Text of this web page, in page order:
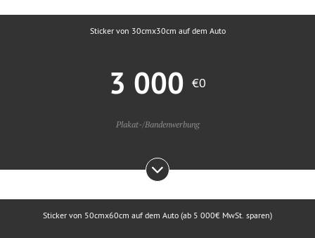
Sticker von 30cmx30cm auf dem Auto
3 000 €0
Plakat-/Bandenwerbung
Sticker von 50cmx60cm auf dem Auto (ab 5 000€ MwSt. sparen)